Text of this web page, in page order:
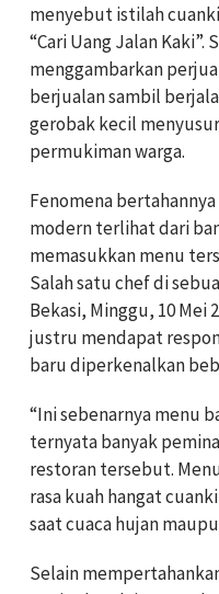
menyebut istilah
“Cari Uang Jalan
menggambarkan
berjualan sambil
gerobak kecil
permukiman warga.
Fenomena
modern terlihat dari
memasukkan menu
Salah satu chef di
Bekasi, Minggu, 10 Mei
justru mendapat
baru diperkenalkan
“Ini sebenarnya menu
ternyata banyak
restoran tersebut.
rasa kuah hangat
saat cuaca hujan
Selain